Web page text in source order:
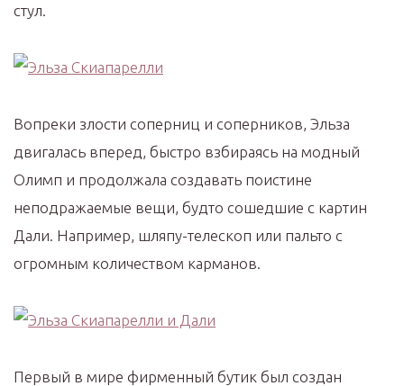
стул.
Вопреки злости соперниц и соперников, Эльза
двигалась вперед, быстро взбираясь на модный
Олимп и продолжала создавать поистине
неподражаемые вещи, будто сошедшие с картин
Дали. Например, шляпу-телескоп или пальто с
огромным количеством карманов.
Первый в мире фирменный бутик был создан